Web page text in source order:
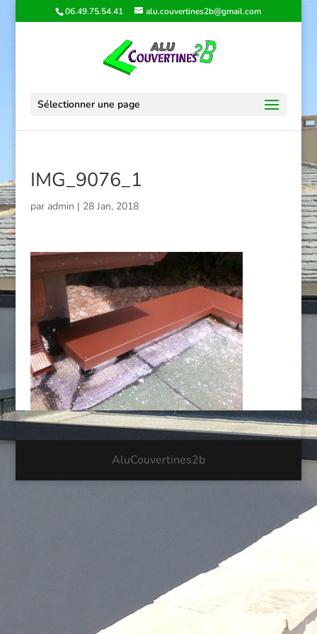
06.49.75.54.41 alu.couvertines2b@gmail.com
Sélectionner une page
IMG_9076_1
par admin | 28 Jan, 2018
AluCouvertines2b